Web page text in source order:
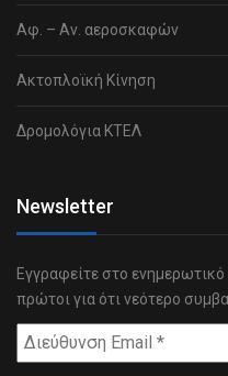
Αφ. – Αν. αεροσκαφών
Ακτοπλοϊκή Κίνηση
Δρομολόγια ΚΤΕΛ
Newsletter
Εγγραφείτε στο
πρώτοι για ότι νεότερο